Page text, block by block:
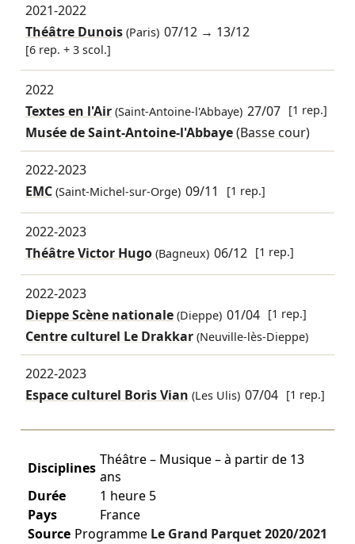
2021-2022
Théâtre Dunois(Paris) 07/12 → 13/12
[6 rep. + 3 scol.]
2022
Textes en l'Air(Saint-Antoine-l'Abbaye) 27/07 [1 rep.]
Musée de Saint-Antoine-l'Abbaye(Basse cour)
2022-2023
EMC(Saint-Michel-sur-Orge) 09/11 [1 rep.]
2022-2023
Théâtre Victor Hugo(Bagneux) 06/12 [1 rep.]
2022-2023
Dieppe Scène nationale(Dieppe) 01/04 [1 rep.]
Centre culturel Le Drakkar (Neuville-lès-Dieppe)
2022-2023
Espace culturel Boris Vian (Les Ulis) 07/04 [1 rep.]
Disciplines Théâtre – Musique – à partir de 13
ans
Durée
1 heure 5
Pays
France
Source Programme Le Grand Parquet2020/2021